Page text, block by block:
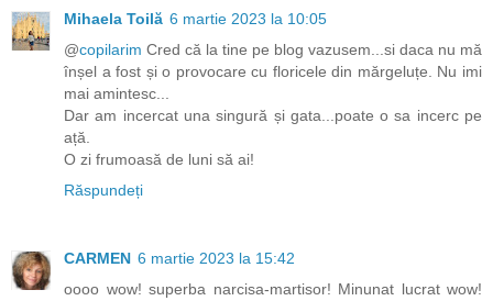
Mihaela Toilă 6 martie 2023 la 10:05
@copilarim Cred că la tine pe blog vazusem...si daca nu mă
înșel a fost și o provocare cu floricele din mărgeluțe. Nu imi
mai amintesc...
Dar am incercat una singură și gata...poate o sa incerc pe
ață.
O zi frumoasă de luni să ai!
Răspundeți
CARMEN 6 martie 2023 la 15:42
oooo wow! superba narcisa-martisor! Minunat lucrat wow!